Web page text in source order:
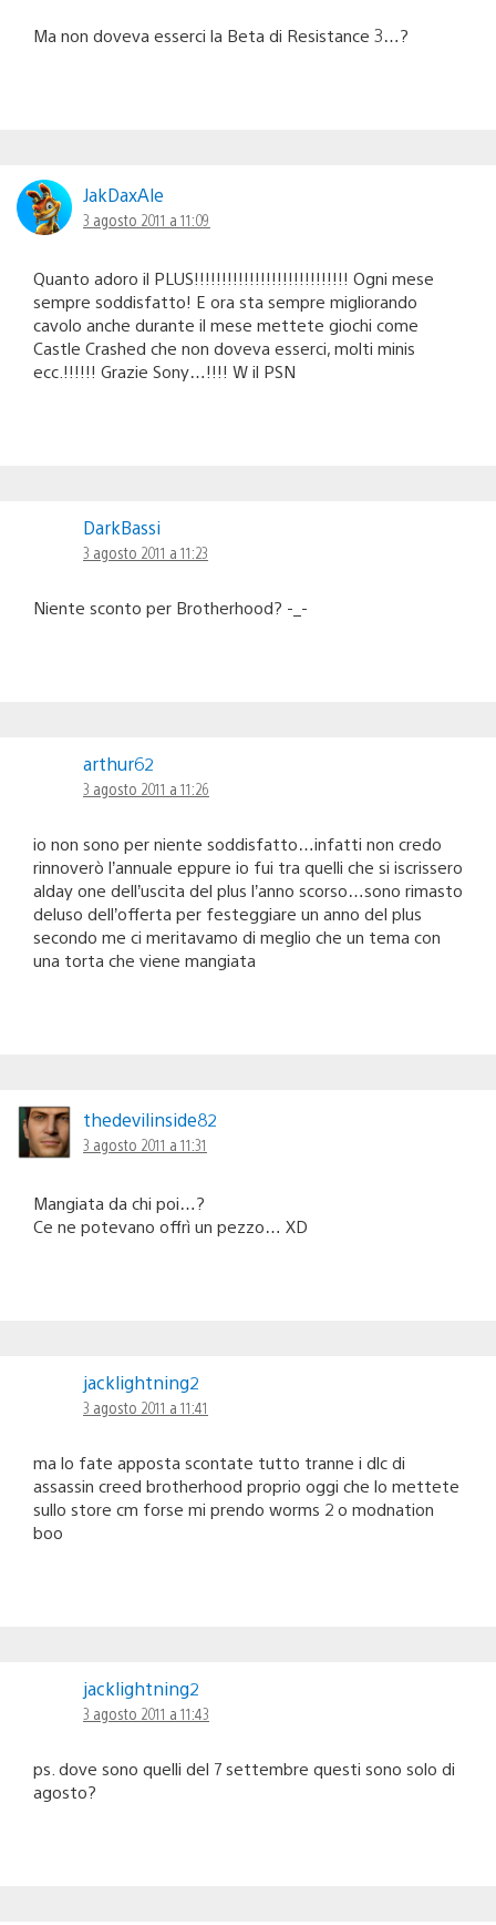
Ma non doveva esserci la Beta di Resistance 3…?
JakDaxAle
3 agosto 2011 a 11:09
Quanto adoro il PLUS!!!!!!!!!!!!!!!!!!!!!!!!!!!! Ogni mese
sempre soddisfatto! E ora sta sempre migliorando
cavolo anche durante il mese mettete giochi come
Castle Crashed che non doveva esserci, molti minis
ecc.!!!!!! Grazie Sony…!!!! W il PSN
DarkBassi
3 agosto 2011 a 11:23
Niente sconto per Brotherhood? -_-
arthur62
3 agosto 2011 a 11:26
io non sono per niente soddisfatto…infatti non credo
rinnoverò l’annuale eppure io fui tra quelli che si iscrissero
alday one dell’uscita del plus l’anno scorso…sono rimasto
deluso dell’offerta per festeggiare un anno del plus
secondo me ci meritavamo di meglio che un tema con
una torta che viene mangiata
thedevilinside82
3 agosto 2011 a 11:31
Mangiata da chi poi…?
Ce ne potevano offrì un pezzo… XD
jacklightning2
3 agosto 2011 a 11:41
ma lo fate apposta scontate tutto tranne i dlc di
assassin creed brotherhood proprio oggi che lo mettete
sullo store cm forse mi prendo worms 2 o modnation
boo
jacklightning2
3 agosto 2011 a 11:43
ps. dove sono quelli del 7 settembre questi sono solo di
agosto?